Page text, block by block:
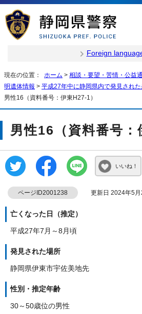
Foreign
現在の位置： ホーム > 相談・要望・苦情・公益
明遺体情報 > 平成27年中に静岡県内で発見された
男性16（資料番号：伊東H27-1）
男性16（資料番号：
いいね！
ページID2001238 更新日 2024年5月
亡くなった日（推定）
平成27年7月～8月頃
発見された場所
静岡県伊東市宇佐美地先
性別・推定年齢
30～50歳位の男性